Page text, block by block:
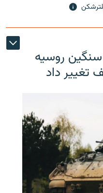
سنگین روسیه
تغییر داد